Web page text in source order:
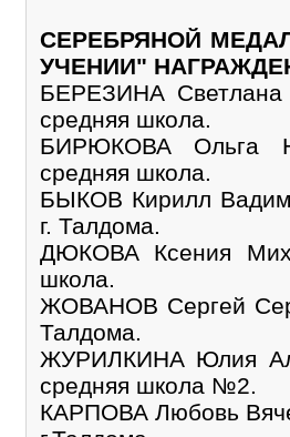
СЕРЕБРЯНОЙ
УЧЕНИИ"
БЕРЕЗИНА Светлана
средняя школа.
БИРЮКОВА Ольга
средняя школа.
БЫКОВ Кирилл
г. Талдома.
ДЮКОВА Ксения
школа.
ЖОВАНОВ Сергей
Талдома.
ЖУРИЛКИНА Юлия
средняя школа №2.
КАРПОВА Любовь